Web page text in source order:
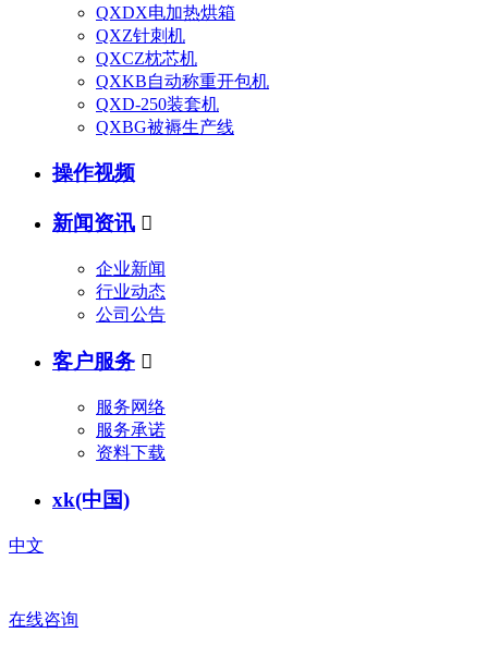
QXDX电加热烘箱
QXZ针刺机
QXCZ枕芯机
QXKB自动称重开包机
QXD-250装套机
QXBG被褥生产线
操作视频
新闻资讯 
企业新闻
行业动态
公司公告
客户服务 
服务网络
服务承诺
资料下载
xk(中国)
中文
在线咨询